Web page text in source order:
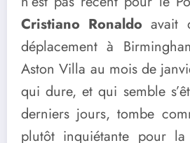
Cristiano Ronaldo avait
déplacement à
Aston Villa au mois de
qui dure, et qui semble
derniers jours, tombe
plutôt inquiétante pour